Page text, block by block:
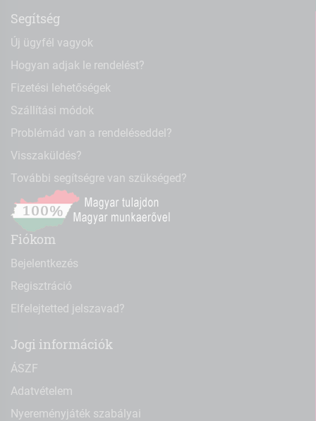
Segítség
Új ügyfél vagyok
Hogyan adjak le rendelést?
Fizetési lehetőségek
Szállítási módok
Problémád van a rendeléseddel?
Visszaküldés?
További segítségre van szükséged?
Fiókom
Bejelentkezés
Regisztráció
Elfelejtetted jelszavad?
Jogi információk
ÁSZF
Adatvételem
Nyereményjáték szabályai